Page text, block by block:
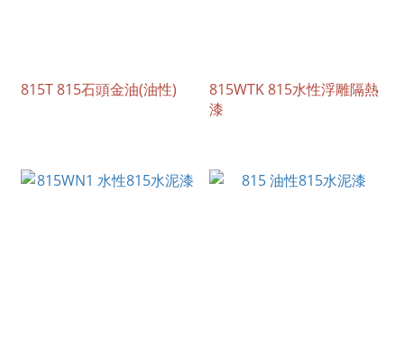
815T 815石頭金油(油性)
815WTK 815水性浮雕隔熱
漆